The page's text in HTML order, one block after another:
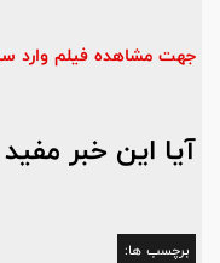
جهت مشاهده فیلم وارد
آیا این خبر
برچسب ها: